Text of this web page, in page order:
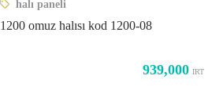
halı paneli
1200 omuz halısı kod 1200-08
939,000 IRT